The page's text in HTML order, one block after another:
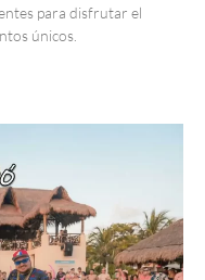
para disfrutar el
únicos.